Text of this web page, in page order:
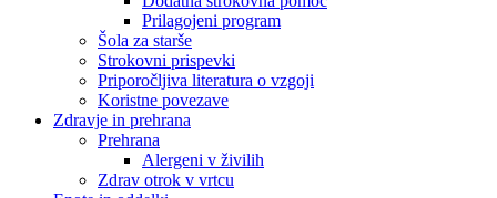
Prilagojeni program
Šola za starše
Strokovni prispevki
Priporočljiva literatura o vzgoji
Koristne povezave
Zdravje in prehrana
Prehrana
Alergeni v živilih
Zdrav otrok v vrtcu